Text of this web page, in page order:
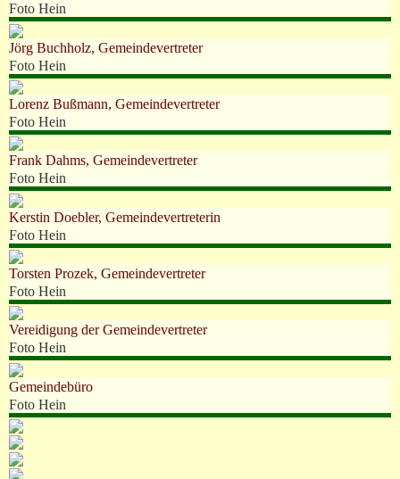
Foto Hein
Jörg Buchholz, Gemeindevertreter
Foto Hein
Lorenz Bußmann, Gemeindevertreter
Foto Hein
Frank Dahms, Gemeindevertreter
Foto Hein
Kerstin Doebler, Gemeindevertreterin
Foto Hein
Torsten Prozek, Gemeindevertreter
Foto Hein
Vereidigung der Gemeindevertreter
Foto Hein
Gemeindebüro
Foto Hein